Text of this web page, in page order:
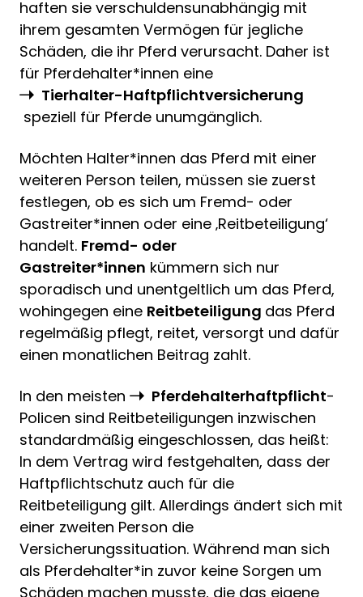
haften sie verschuldensunabhängig mit
ihrem gesamten Vermögen für jegliche
Schäden, die ihr Pferd verursacht. Daher ist
für Pferdehalter*innen eine
Tierhalter-Haftpflichtversicherung
speziell für Pferde unumgänglich.
Möchten Halter*innen das Pferd mit einer
weiteren Person teilen, müssen sie zuerst
festlegen, ob es sich um Fremd- oder
Gastreiter*innen oder eine ‚Reitbeteiligung‘
handelt. Fremd- oder
Gastreiter*innen kümmern sich nur
sporadisch und unentgeltlich um das Pferd,
wohingegen eine Reitbeteiligung das Pferd
regelmäßig pflegt, reitet, versorgt und dafür
einen monatlichen Beitrag zahlt.
In den meisten Pferdehalterhaftpflicht-
Policen sind Reitbeteiligungen inzwischen
standardmäßig eingeschlossen, das heißt:
In dem Vertrag wird festgehalten, dass der
Haftpflichtschutz auch für die
Reitbeteiligung gilt. Allerdings ändert sich mit
einer zweiten Person die
Versicherungssituation. Während man sich
als Pferdehalter*in zuvor keine Sorgen um
Schäden machen musste, die das eigene